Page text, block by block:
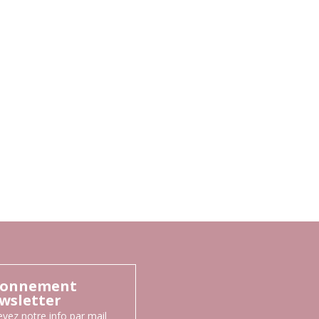
notre info par mail